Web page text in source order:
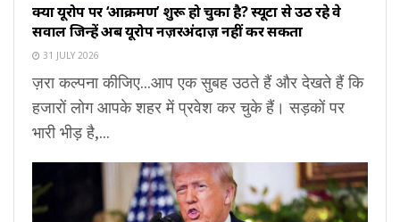
क्या यूरोप पर ‘आक्रमण’ शुरू हो चुका है? स्यूटा से उठ रहे वे
सवाल जिन्हें अब यूरोप नज़रअंदाज़ नहीं कर सकता
31 JULY 2026
ज़रा कल्पना कीजिए...आप एक सुबह उठते हैं और देखते हैं कि
हजारों लोग आपके शहर में प्रवेश कर चुके हैं। सड़कों पर
भारी भीड़ है,...